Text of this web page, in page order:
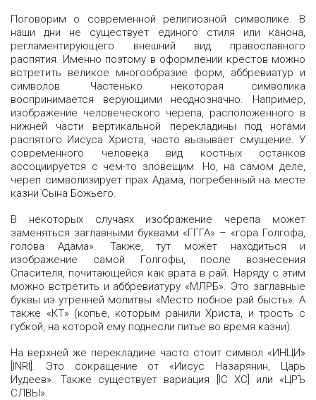
Поговорим о современной религиозной символике. В
наши дни не существует единого стиля или канона,
регламентирующего внешний вид православного
распятия. Именно поэтому в оформлении крестов можно
встретить великое многообразие форм, аббревиатур и
символов. Частенько некоторая символика
воспринимается верующими неоднозначно. Например,
изображение человеческого черепа, расположенного в
нижней части вертикальной перекладины под ногами
распятого Иисуса Христа, часто вызывает смущение. У
современного человека вид костных останков
ассоциируется с чем-то зловещим. Но, на самом деле,
череп символизирует прах Адама, погребенный на месте
казни Сына Божьего.
В некоторых случаях изображение черепа может
заменяться заглавными буквами «ГГГА» – «гора Голгофа,
голова Адама». Также, тут может находиться и
изображение самой Голгофы, после вознесения
Спасителя, почитающейся как врата в рай. Наряду с этим
можно встретить и аббревиатуру «МЛРБ». Это заглавные
буквы из утренней молитвы «Место лобное рай бысть». А
также «КТ» (копье, которым ранили Христа, и трость с
губкой, на которой ему поднесли питье во время казни).
На верхней же перекладине часто стоит символ «ИНЦИ»
[INRI]. Это сокращение от «Иисус Назарянин, Царь
Иудеев». Также существует вариация [IC XC] или «ЦРЪ
СЛВЫ».